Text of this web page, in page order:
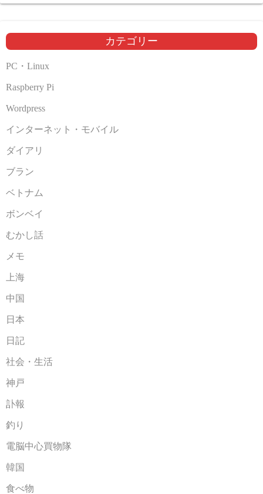
カ
ブ
カテゴリー
PC・Linux
Raspberry Pi
Wordpress
インターネット・モバイル
ダイアリ
ブラン
ベトナム
ボンベイ
むかし話
メモ
上海
中国
日本
日記
社会・生活
神戸
訃報
釣り
電脳中心買物隊
韓国
食べ物